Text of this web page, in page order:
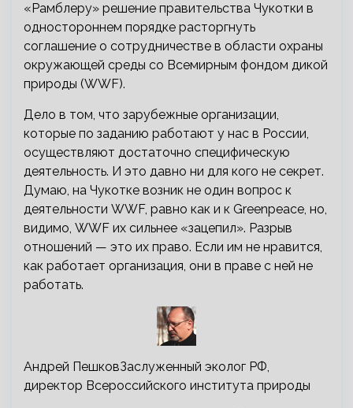
«Рамблеру» решение правительства Чукотки в
одностороннем порядке расторгнуть
соглашение о сотрудничестве в области охраны
окружающей среды со Всемирным фондом дикой
природы (WWF).
Дело в том, что зарубежные организации,
которые по заданию работают у нас в России,
осуществляют достаточно специфическую
деятельность. И это давно ни для кого не секрет.
Думаю, на Чукотке возник не один вопрос к
деятельности WWF, равно как и к Greenpeace, но,
видимо, WWF их сильнее «зацепил». Разрыв
отношений — это их право. Если им не нравится,
как работает организация, они в праве с ней не
работать.
Андрей ПешковЗаслуженный эколог РФ,
директор Всероссийского института природы